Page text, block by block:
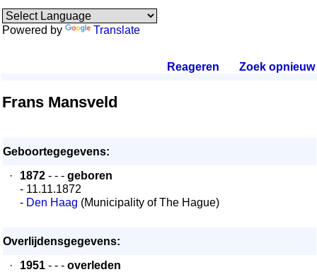
Powered by Translate
Reageren Zoek opnieuw.
Frans Mansveld
Geboortegegevens:
·
1872 - - - geboren
- 11.11.1872
- Den Haag (Municipality of The Hague)
Overlijdensgegevens:
·
1951 - - - overleden